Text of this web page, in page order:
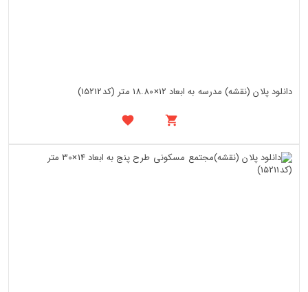
دانلود پلان (نقشه) مدرسه به ابعاد 12×18.80 متر (کد15212)